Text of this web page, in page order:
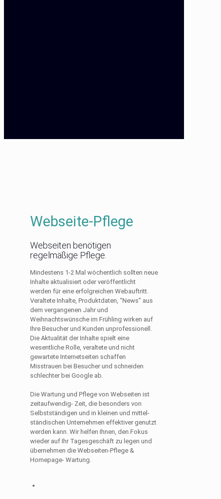
Webseite-Pflege
Webseiten benötigen
regelmäßige Pflege.
Mindestens 1-2 Mal wöchentlich sollten neue
Inhalte aktualisiert oder veröffentlicht
werden für eine erfolgreichen Webauftritt.
Veraltete Inhalte, Produktdaten, “News” aus
dem vergangenen Jahr und
Weihnachtswünsche im Frühling wirken auf
Ihre Besucher und Kunden unprofessionell.
Die Aktualität der Inhalte spielt eine
wesentliche Rolle, veraltete und nicht
gewartete Internetseiten schaffen
Misstrauen bei Besucher und schneiden
schlechter bei Google ab.
Die Wartung und Pflege von Webseiten ist
zeitaufwendig- Zeit, die besonders von
Selbstständigen und in kleinen und mittel­
ständischen Unter­nehmen effektiver genutzt
werden kann. Wir helfen Ihnen, den Fokus
wieder auf Ihr Tages­geschäft zu legen und
übernehmen die Webseiten-Pflege &
Homepage- Wartung.